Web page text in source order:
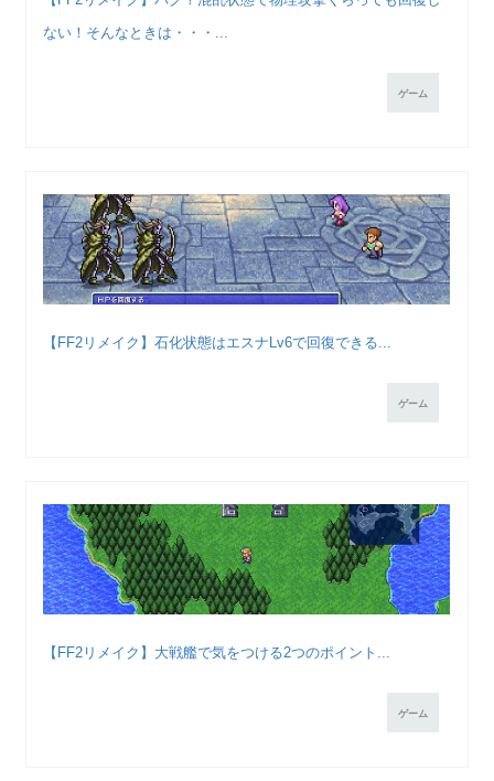
ない！そんなときは・・・...
ゲーム
【FF2リメイク】石化状態はエスナLv6で回復できる...
ゲーム
【FF2リメイク】大戦艦で気をつける2つのポイント...
ゲーム